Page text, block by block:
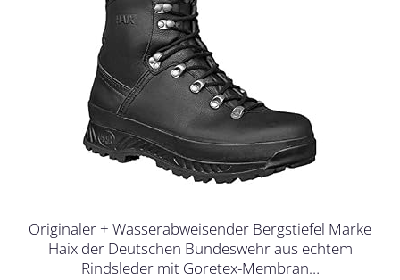
Originaler + Wasserabweisender Bergstiefel Marke
Haix der Deutschen Bundeswehr aus echtem
Rindsleder mit Goretex-Membran…